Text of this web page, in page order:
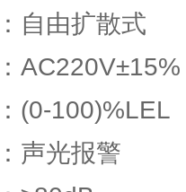
由扩散式
100)%LEL
光报警